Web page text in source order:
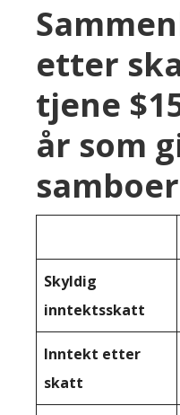
etter
tjene
år som
Skyldig
inntektsskatt
Inntekt etter
skatt